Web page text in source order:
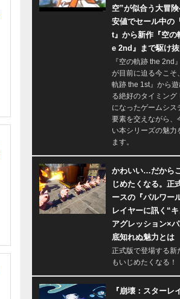
空”が似合う大冒
安値でセール中の
t』から新作『空の
e 2nd』まで駆け抜
『空の軌跡 the 2nd
が目前に迫る今こそ
軌跡 the 1st』から
る絶好のタイミング
になったゲームシス
要素を交えながら、
い本シリーズの魅力
ます。
かわいい…だから
じめたくなる。正
ースの『パルワー
レイヤーに訊く“
アグレッション×
底知れぬ魅力とは
正式版で登場する新
もいじめたくなる！
『崩壊：スターレ